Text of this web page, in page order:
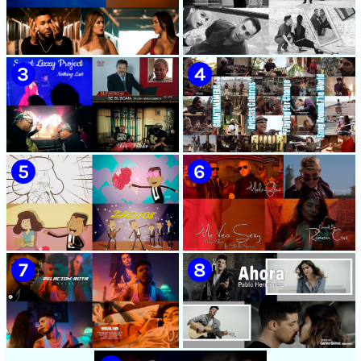
Cubanos | Canción | CUBA
CUBA
🟡 Chacal - ¨No Volveré¨ -
Videoclip - Dirección: Adrián
Sánchez Ávila
🟡 Adrián Berazaín & Luna
Manzanares - ¨Ya es
después¨ - Videoclip -
Dirección: Lester Hamlet
🟡 Sweet Lizzy Project -
¨Nothing Lasts¨ - Videoclip -
Dirección: Víctor Vinuesa
(Vitiko)
🟡 75 Artistas Cubanos
¨Guantanamera¨ - Playing
For Change - Song Around
The World
🟡 Zafiros - ¨Un nombre de
mujer¨ - Proyecto Anima
EGREM - Videoclip Animado
🟡 Máxima Alerta & Eduardo
Antonio - ¨Me veo sexy¨ -
Videoclip - Dirección: